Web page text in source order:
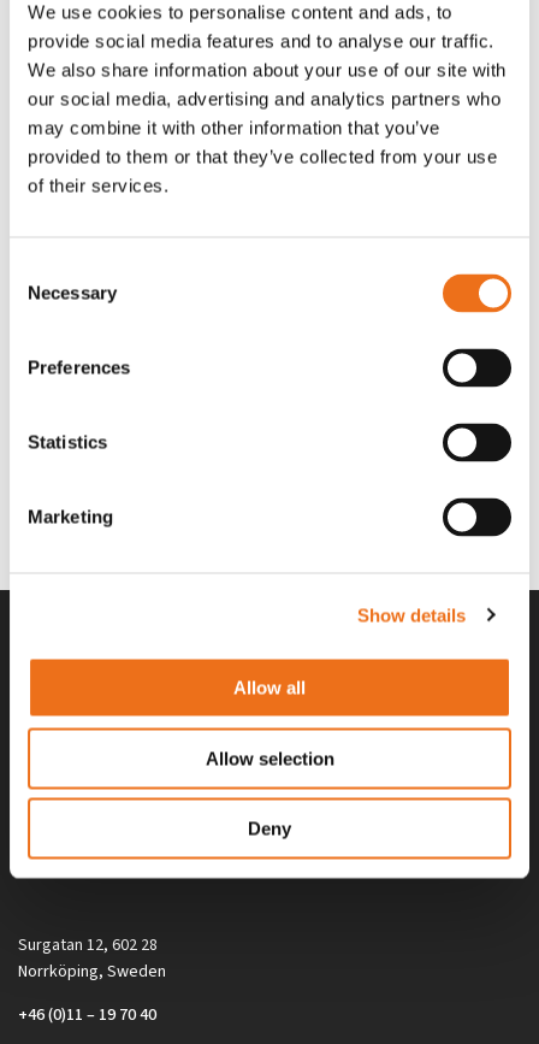
We use cookies to personalise content and ads, to
provide social media features and to analyse our traffic.
We also share information about your use of our site with
our social media, advertising and analytics partners who
may combine it with other information that you’ve
provided to them or that they’ve collected from your use
of their services.
Selection
Necessary
Preferences
Statistics
Marketing
Show details
Allow all
Allow selection
Deny
Lägg till i varukorg
Rotor, komplett med slagor
OR80013456G
(ex. moms)
Grön truckknapp
A00220
kr (ex. moms)
Lägg till i varukorg
Rotor teeth 8t/6k 7.5Gr/8 R6/14 Rotor teeth 8t/6k 0Gr/8 R6/14
Alla priser på tillbehör och tillval gäller vid köp av ny maskin. Priserna
gäller inte vid köp av enskild produkt, till exempel
Surgatan 12, 602 28
Norrköping, Sweden
+46 (0)11 – 19 70 40